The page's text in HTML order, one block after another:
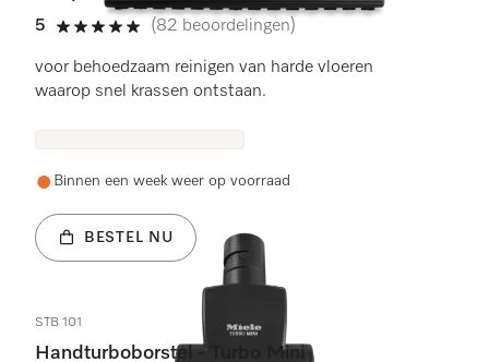
5
5 sterren op 5
(82 beoordelingen)
voor behoedzaam reinigen van harde vloeren
waarop snel krassen ontstaan.
Binnen een week weer op voorraad
BESTEL NU
STB 101
Handturboborstel - Turbo Mini